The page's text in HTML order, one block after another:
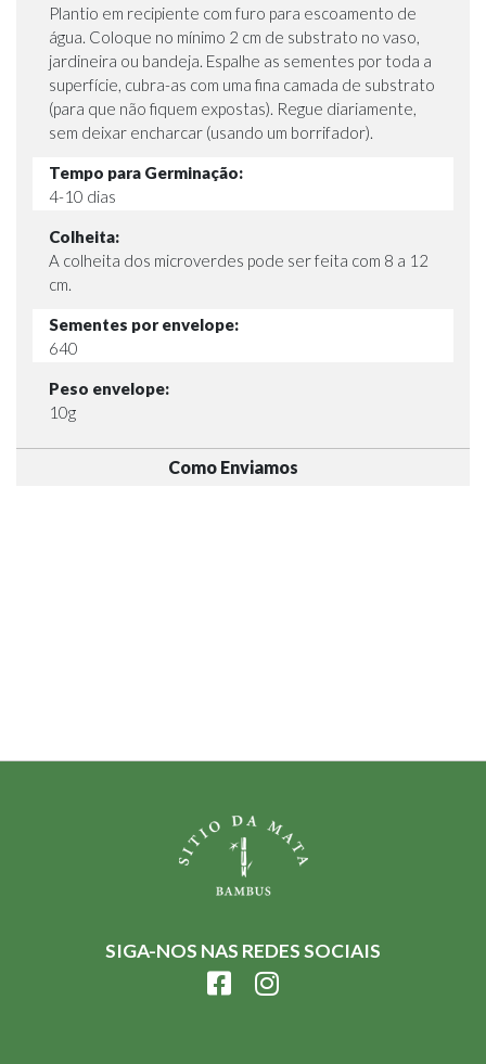
Plantio em recipiente com furo para escoamento de
água. Coloque no mínimo 2 cm de substrato no vaso,
jardineira ou bandeja. Espalhe as sementes por toda a
superfície, cubra-as com uma fina camada de substrato
(para que não fiquem expostas). Regue diariamente,
sem deixar encharcar (usando um borrifador).
Tempo para Germinação:
4-10 dias
Colheita:
A colheita dos microverdes pode ser feita com 8 a 12
cm.
Sementes por envelope:
640
Peso envelope:
10g
Como Enviamos
SIGA-NOS NAS REDES SOCIAIS